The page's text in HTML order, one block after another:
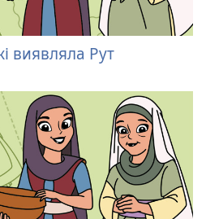
виявляла Рут